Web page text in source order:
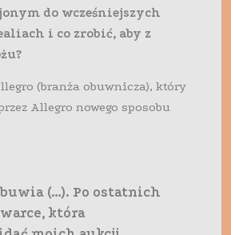
do wcześniejszych
i co zrobić, aby z
(branża obuwnicza), który
Allegro nowego sposobu
(…). Po ostatnich
która